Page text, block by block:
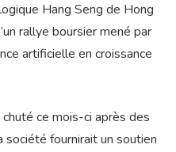
Hang Seng de Hong
rallye boursier mené par
artificielle en croissance
ce mois-ci après des
fournirait un soutien